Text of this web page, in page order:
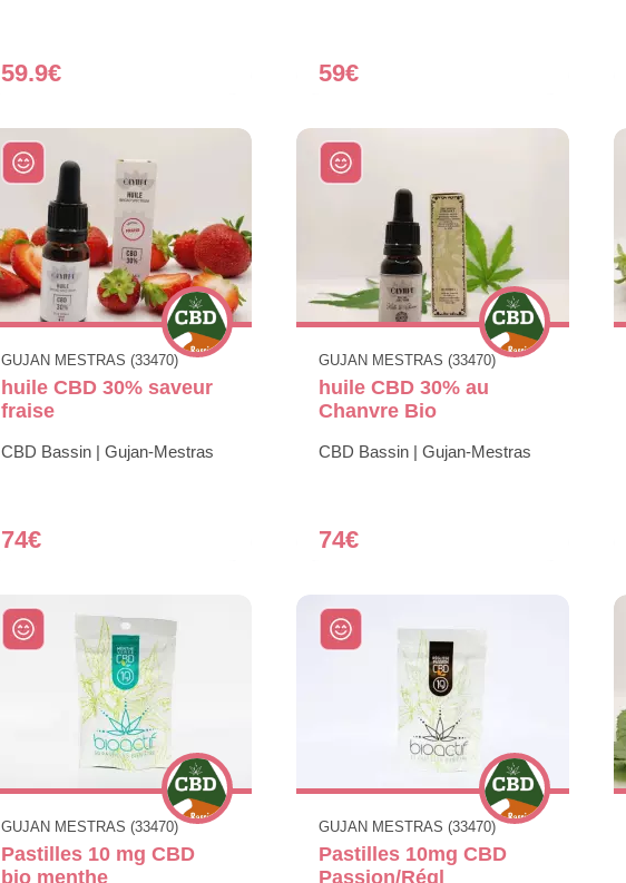
59.9€ 59€
GUJAN MESTRAS (33470)
huile CBD 30% saveur
fraise
CBD Bassin | Gujan-Mestras
74€
GUJAN MESTRAS (33470)
huile CBD 30% au
Chanvre Bio
CBD Bassin | Gujan-Mestras
74€
GUJAN MESTRAS (33470)
Pastilles 10 mg CBD
bio menthe
GUJAN MESTRAS (33470)
Pastilles 10mg CBD
Passion/Régl